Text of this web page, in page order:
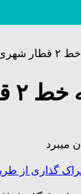
رسید
کرج رسید
گذاری از